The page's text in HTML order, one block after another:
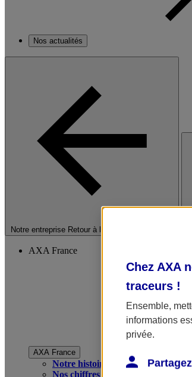
Nos actualités
Notre entreprise Retour à la section précédente
AXA France
AXA France
Notre histoire
Nos chiffres clés
Chez AXA
traceurs !
Ensemble,
informations
privée.